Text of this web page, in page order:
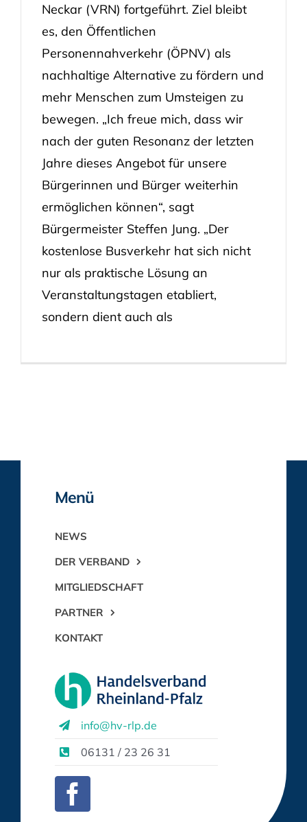
Neckar (VRN) fortgeführt. Ziel bleibt
es, den Öffentlichen
Personennahverkehr (ÖPNV) als
nachhaltige Alternative zu fördern und
mehr Menschen zum Umsteigen zu
bewegen. „Ich freue mich, dass wir
nach der guten Resonanz der letzten
Jahre dieses Angebot für unsere
Bürgerinnen und Bürger weiterhin
ermöglichen können“, sagt
Bürgermeister Steffen Jung. „Der
kostenlose Busverkehr hat sich nicht
nur als praktische Lösung an
Veranstaltungstagen etabliert,
sondern dient auch als
Menü
NEWS
DER VERBAND
MITGLIEDSCHAFT
PARTNER
KONTAKT
info@hv-rlp.de
06131 / 23 26 31